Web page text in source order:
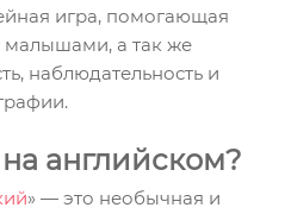
игра, помогающая
малышами, а так же
наблюдательность и
английском?
» — это необычная и